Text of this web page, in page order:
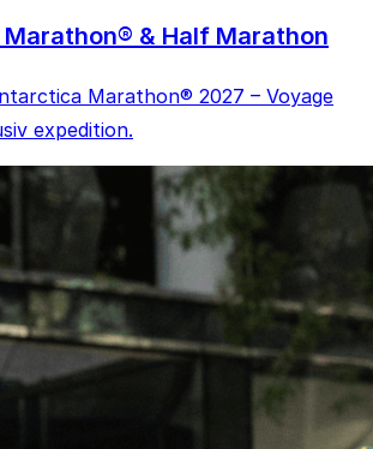
& Half Marathon
Marathon® 2027 – Voyage
expedition.